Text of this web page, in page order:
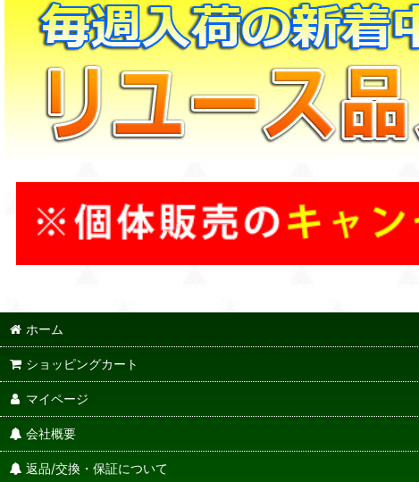
ホーム
ショッピングカート
マイページ
会社概要
返品/交換・保証について